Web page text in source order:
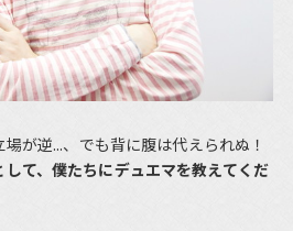
が逆...、でも背に腹は代えられぬ！
て、僕たちにデュエマを教えてくだ